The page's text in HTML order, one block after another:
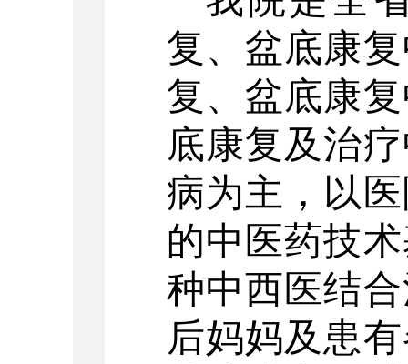
复、盆底康
复、盆底康
底康复及治
病为主，以
的中医药技
种中西医结
后妈妈及患